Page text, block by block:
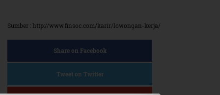
Sumber : http://www.finsoc.com/karir/lowongan-kerja/
Share on Facebook
Tweet on Twitter